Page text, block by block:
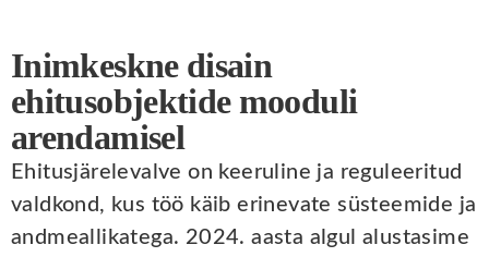
Inimkeskne disain
ehitusobjektide mooduli
arendamisel
Ehitusjärelevalve on keeruline ja reguleeritud
valdkond, kus töö käib erinevate süsteemide ja
andmeallikatega. 2024. aasta algul alustasime